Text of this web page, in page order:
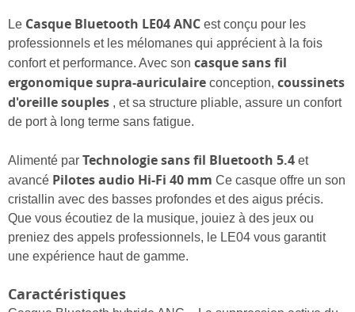
Le Casque Bluetooth LE04 ANC est conçu pour les
professionnels et les mélomanes qui apprécient à la fois
confort et performance. Avec son casque sans fil
ergonomique supra-auriculaire conception, coussinets
d'oreille souples , et sa structure pliable, assure un confort
de port à long terme sans fatigue.
Alimenté par Technologie sans fil Bluetooth 5.4 et
avancé Pilotes audio Hi-Fi 40 mm Ce casque offre un son
cristallin avec des basses profondes et des aigus précis.
Que vous écoutiez de la musique, jouiez à des jeux ou
preniez des appels professionnels, le LE04 vous garantit
une expérience haut de gamme.
Caractéristiques